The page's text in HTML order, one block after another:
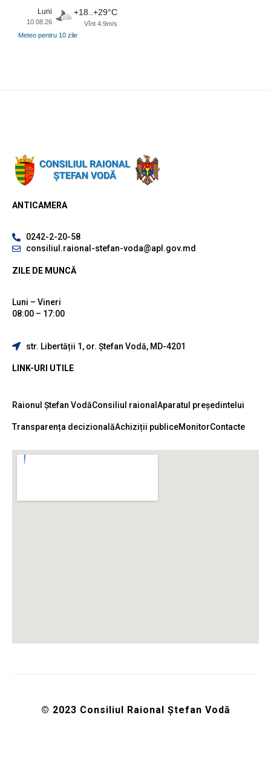
Luni
10.08.26
+18..+29°C
Vînt 4.9m/s
Meteo pentru 10 zile
ANTICAMERA
0242-2-20-58
consiliul.raional-stefan-voda@apl.gov.md
ZILE DE MUNCĂ
Luni – Vineri
08:00 – 17:00
str. Libertății 1, or. Ștefan Vodă, MD-4201
LINK-URI UTILE
Raionul Ștefan VodăConsiliul raional Aparatul președintelui
Transparența decizionalăAchiziții publiceMonitorContacte
© 2023 Consiliul Raional Ștefan Vodă